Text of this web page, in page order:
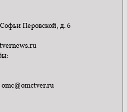
Перовской, д. 6